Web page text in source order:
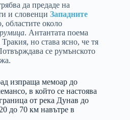
да предаде на
и словенци Западните
областите около
. Антантата поема
но става ясно, че тя
се румънското
изпраща мемоар до
в който се настоява
от река Дунав до
до 70 км навътре в